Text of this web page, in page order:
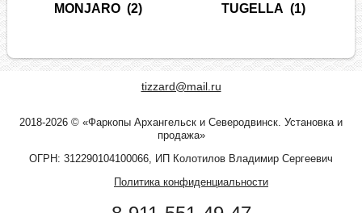
MONJARO (2) TUGELLA (1)
tizzard@mail.ru
2018-2026 © «Фаркопы Архангельск и Северодвинск. Установка и
продажа»
ОГРН: 312290104100066, ИП Колотилов Владимир Сергеевич
Политика конфиденциальности